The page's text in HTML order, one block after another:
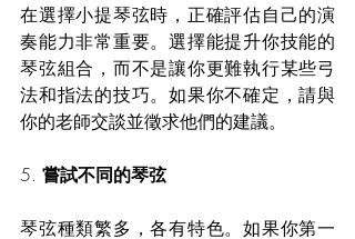
在選擇小提琴弦時，正確評估自己的演
奏能力非常重要。選擇能提升你技能的
琴弦組合，而不是讓你更難執行某些弓
法和指法的技巧。如果你不確定，請與
你的老師交談並徵求他們的建議。
5. 嘗試不同的琴弦
琴弦種類繁多，各有特色。如果你第一